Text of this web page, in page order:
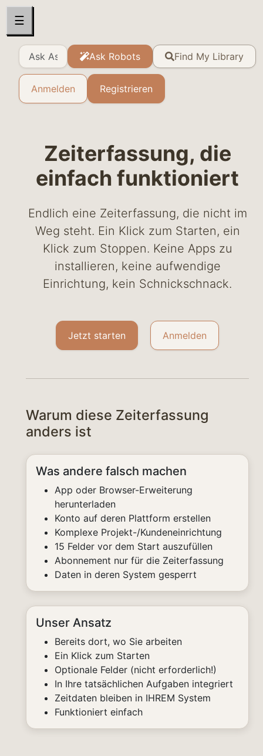
☰
Ask Robots Find My Library
Anmelden Registrieren
Zeiterfassung, die
einfach funktioniert
Endlich eine Zeiterfassung, die nicht im
Weg steht. Ein Klick zum Starten, ein
Klick zum Stoppen. Keine Apps zu
installieren, keine aufwendige
Einrichtung, kein Schnickschnack.
Jetzt starten Anmelden
Warum diese Zeiterfassung
anders ist
Was andere falsch machen
App oder Browser-Erweiterung
herunterladen
Konto auf deren Plattform erstellen
Komplexe Projekt-/Kundeneinrichtung
15 Felder vor dem Start auszufüllen
Abonnement nur für die Zeiterfassung
Daten in deren System gesperrt
Unser Ansatz
Bereits dort, wo Sie arbeiten
Ein Klick zum Starten
Optionale Felder (nicht erforderlich!)
In Ihre tatsächlichen Aufgaben integriert
Zeitdaten bleiben in IHREM System
Funktioniert einfach